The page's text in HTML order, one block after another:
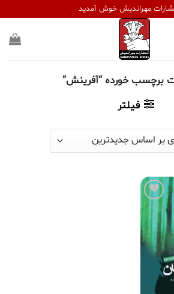
مهراندیش خوش آمدید
برچسب خورده “آفرینش”
فیلتر
افزودن
علاقه
مندی
ها